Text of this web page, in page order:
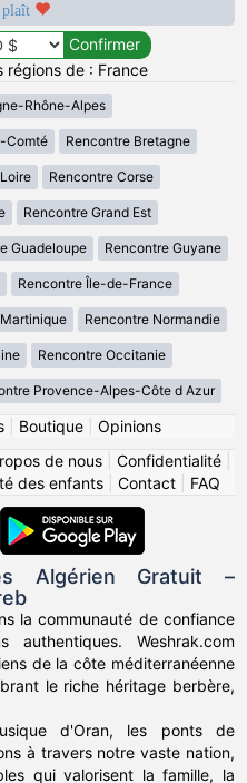
régions de : France
Rhône-Alpes
Comté Rencontre Bretagne
Rencontre Corse
Rencontre Grand Est
Guadeloupe Rencontre Guyane
Rencontre Île-de-France
Rencontre Normandie
Rencontre Occitanie
Provence-Alpes-Côte d Azur
| Boutique| Opinions
de nous Confidentialité
des enfants| Contact| FAQ
Algérien Gratuit –
la communauté de confiance
authentiques. Weshrak.com
de la côte méditerranéenne
le riche héritage berbère,
d'Oran, les ponts de
à travers notre vaste nation,
qui valorisent la famille, la